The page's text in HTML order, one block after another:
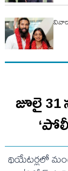
జూలై
థియేటర్లలో